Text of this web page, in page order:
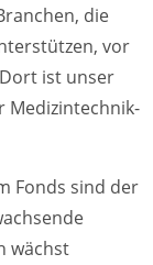
die
vor
ist unser
Medizintechnik-
Fonds sind der
wächst